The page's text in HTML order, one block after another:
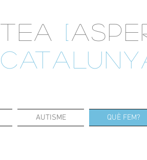
TEA [
AUTISME QUÈ FEM?